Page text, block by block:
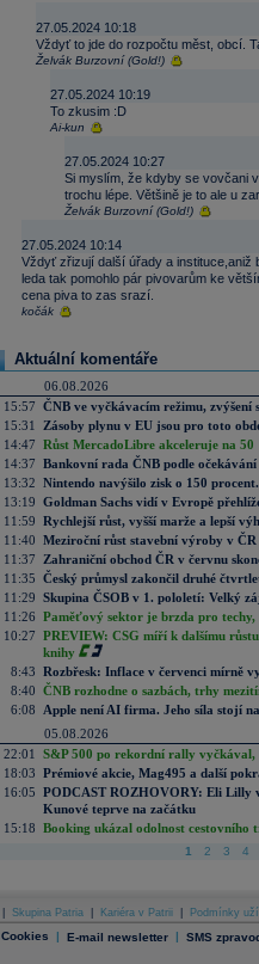
27.05.2024 10:18
Vždyť to jde do rozpočtu měst, obcí.
Želvák Burzovní (Gold!)
27.05.2024 10:19
To zkusim :D
Ai-kun
27.05.2024 10:27
Si myslím, že kdyby se vovčani
trochu lépe. Většině je to ale u
Želvák Burzovní (Gold!)
27.05.2024 10:14
Vždyť zřizují další úřady a instituce,aniž
leda tak pomohlo pár pivovarům ke
cena piva to zas srazí.
kočák
Aktuální komentáře
06.08.2026
15:57 ČNB ve vyčkávacím režimu, zvýšení
15:31
Zásoby plynu v EU jsou pro toto
14:47 Růst MercadoLibre akceleruje na
14:37 Bankovní rada ČNB podle
13:32 Nintendo navýšilo zisk o 150
13:19 Goldman Sachs vidí v Evropě
11:59 Rychlejší růst, vyšší marže a lepší
11:40 Meziroční růst stavební výroby v
11:37
Zahraniční obchod ČR v červnu
11:35 Český průmysl zakončil druhé
11:29 Skupina ČSOB v 1. pololetí: Velký
11:26 Paměťový sektor je brzda pro techy,
10:27 PREVIEW: CSG míří k dalšímu
knihy
8:43 Rozbřesk: Inflace v červenci mírně
8:40 ČNB rozhodne o sazbách, trhy
6:08
Apple není AI firma. Jeho síla stojí
05.08.2026
22:01
S&P 500 po rekordní rally vyčkával,
18:03 Prémiové akcie, Mag495 a další
16:05 PODCAST ROZHOVORY: Eli Lilly
Kunové teprve na začátku
15:18 Booking ukázal odolnost cestovního
1 2 3 4
Skupina Patria Kariéra v Patrii Podmínky
Cookies | E-mail newsletter | SMS